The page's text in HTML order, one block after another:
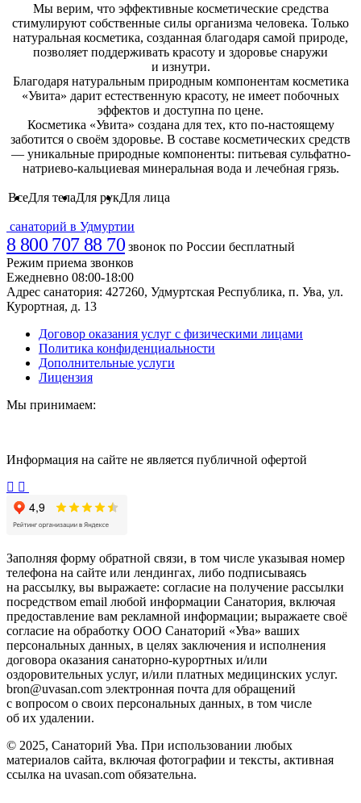
Мы верим, что эффективные косметические средства
стимулируют собственные силы организма человека. Только
натуральная косметика, созданная благодаря самой природе,
позволяет поддерживать красоту и здоровье снаружи
и изнутри.
Благодаря натуральным природным компонентам косметика
«Увита» дарит естественную красоту, не имеет побочных
эффектов и доступна по цене.
Косметика «Увита» создана для тех, кто по‑настоящему
заботится о своём здоровье. В составе косметических средств
— уникальные природные компоненты: питьевая сульфатно-
натриево‑кальциевая минеральная вода и лечебная грязь.
ВсеДля телаДля рукДля лица
санаторий в Удмуртии
8 800 707 88 70 звонок по России бесплатный
Режим приема звонков
Ежедневно 08:00-18:00
Адрес санатория: 427260, Удмуртская Республика, п. Ува, ул.
Курортная, д. 13
Договор оказания услуг с физическими лицами
Политика конфиденциальности
Дополнительные услуги
Лицензия
Мы принимаем:
Информация на сайте не является публичной офертой
Заполняя форму обратной связи, в том числе указывая номер
телефона на сайте или лендингах, либо подписываясь
на рассылку, вы выражаете: согласие на получение рассылки
посредством email любой информации Санатория, включая
предоставление вам рекламной информации; выражаете своё
согласие на обработку ООО Санаторий «Ува» ваших
персональных данных, в целях заключения и исполнения
договора оказания санаторно-курортных и/или
оздоровительных услуг, и/или платных медицинских услуг.
bron@uvasan.com электронная почта для обращений
с вопросом о своих персональных данных, в том числе
об их удалении.
© 2025, Санаторий Ува. При использовании любых
материалов сайта, включая фотографии и тексты, активная
ссылка на uvasan.com обязательна.